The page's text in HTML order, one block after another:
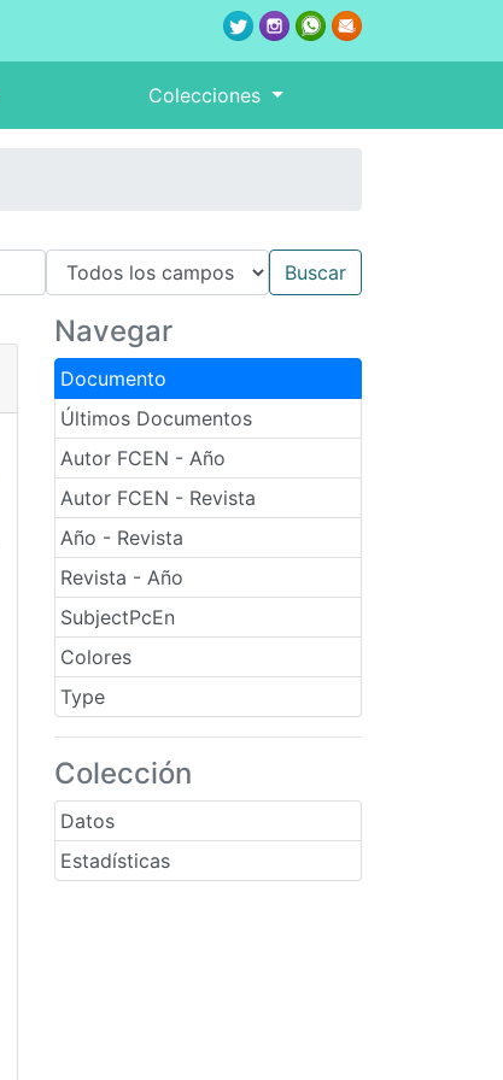
Colecciones
Navegar
Documento
Últimos Documentos
Autor FCEN - Año
Autor FCEN - Revista
Año - Revista
Revista - Año
SubjectPcEn
Colores
Type
Colección
Datos
Estadísticas